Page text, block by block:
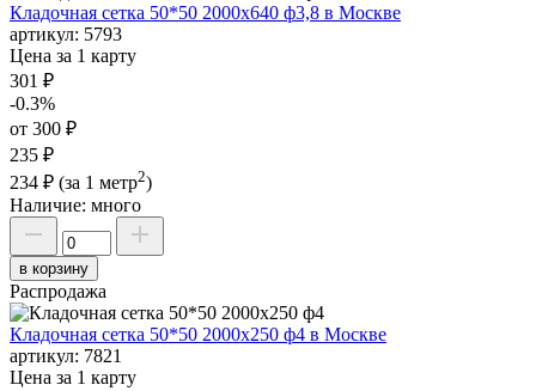
Кладочная сетка 50*50 2000х640 ф3,8 в Москве
артикул: 5793
Цена за 1 карту
301 ₽
-0.3%
от 300 ₽
235 ₽
234 ₽ (за 1 метр2)
Наличие: много
в корзину
Распродажа
Кладочная сетка 50*50 2000х250 ф4 в Москве
артикул: 7821
Цена за 1 карту